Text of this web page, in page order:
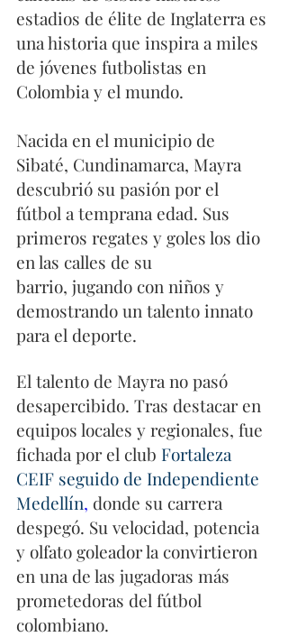
estadios de élite de Inglaterra es
una historia que inspira a miles
de jóvenes futbolistas en
Colombia y el mundo.
Nacida en el municipio de
Sibaté, Cundinamarca, Mayra
descubrió su pasión por el
fútbol a temprana edad. Sus
primeros regates y goles los dio
en las calles de su
barrio, jugando con niños y
demostrando un talento innato
para el deporte.
El talento de Mayra no pasó
desapercibido. Tras destacar en
equipos locales y regionales, fue
fichada por el club Fortaleza
CEIF seguido de Independiente
Medellín, donde su carrera
despegó. Su velocidad, potencia
y olfato goleador la convirtieron
en una de las jugadoras más
prometedoras del fútbol
colombiano.